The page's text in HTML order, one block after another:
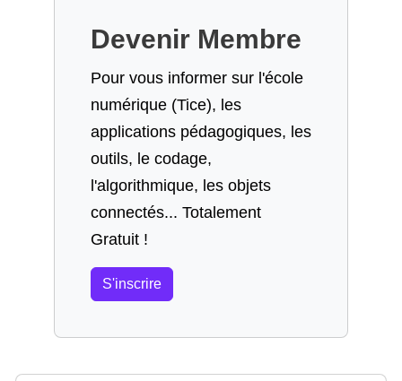
Devenir Membre
Pour vous informer sur l'école
numérique (Tice), les
applications pédagogiques, les
outils, le codage,
l'algorithmique, les objets
connectés... Totalement
Gratuit !
S'inscrire